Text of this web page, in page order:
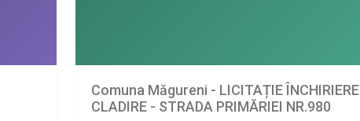
Comuna Măgureni - LICITAȚIE ÎNCHIRIERE
CLADIRE - STRADA PRIMĂRIEI NR.980